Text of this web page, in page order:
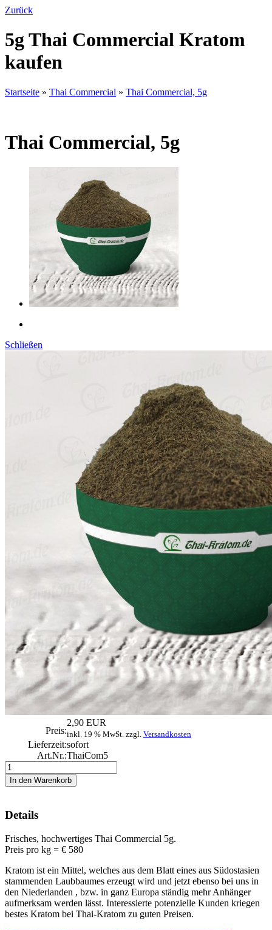
Zurück
5g Thai Commercial Kratom
kaufen
Startseite » Thai Commercial » Thai Commercial, 5g
Thai Commercial, 5g
Schließen
Preis:
2,90 EUR
inkl. 19 % MwSt. zzgl. Versandkosten
Lieferzeit:sofort
Art.Nr.:ThaiCom5
Details
Frisches, hochwertiges Thai Commercial 5g.
Preis pro kg = € 580
Kratom ist ein Mittel, welches aus dem Blatt eines aus Südostasien
stammenden Laubbaumes erzeugt wird und jetzt ebenso bei uns in
den Niederlanden , bzw. in ganz Europa ständig mehr Anhänger
aufmerksam werden lässt. Interessierte potenzielle Kunden kriegen
bestes Kratom bei Thai-Kratom zu guten Preisen.